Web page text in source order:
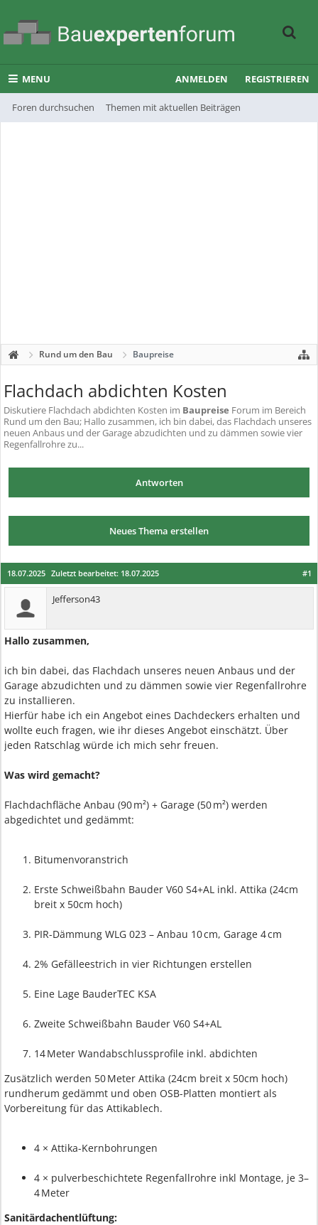
MENU
Foren durchsuchen Themen mit aktuellen Beiträgen
ANMELDEN REGISTRIEREN
Rund um den Bau Baupreise
Flachdach abdichten Kosten
Diskutiere Flachdach abdichten Kosten im Baupreise Forum im Bereich
Rund um den Bau; Hallo zusammen, ich bin dabei, das Flachdach unseres
neuen Anbaus und der Garage abzudichten und zu dämmen sowie vier
Regenfallrohre zu...
Antworten
Neues Thema erstellen
#1
18.07.2025 Zuletzt bearbeitet: 18.07.2025
Jefferson43
Hallo zusammen,
ich bin dabei, das Flachdach unseres neuen Anbaus und der
Garage abzudichten und zu dämmen sowie vier Regenfallrohre
zu installieren.
Hierfür habe ich ein Angebot eines Dachdeckers erhalten und
wollte euch fragen, wie ihr dieses Angebot einschätzt. Über
jeden Ratschlag würde ich mich sehr freuen.
Was wird gemacht?
Flachdachfläche Anbau (90 m²) + Garage (50 m²) werden
abgedichtet und gedämmt:
Bitumenvoranstrich
Erste Schweißbahn Bauder V60 S4+AL inkl. Attika (24cm
breit x 50cm hoch)
PIR-Dämmung WLG 023 – Anbau 10 cm, Garage 4 cm
2% Gefälleestrich in vier Richtungen erstellen
Eine Lage BauderTEC KSA
Zweite Schweißbahn Bauder V60 S4+AL
14 Meter Wandabschlussprofile inkl. abdichten
Zusätzlich werden 50 Meter Attika (24cm breit x 50cm hoch)
rundherum gedämmt und oben OSB-Platten montiert als
Vorbereitung für das Attikablech.
4 × Attika-Kernbohrungen
4 × pulverbeschichtete Regenfallrohre inkl Montage, je 3–
4 Meter
Sanitärdachentlüftung: